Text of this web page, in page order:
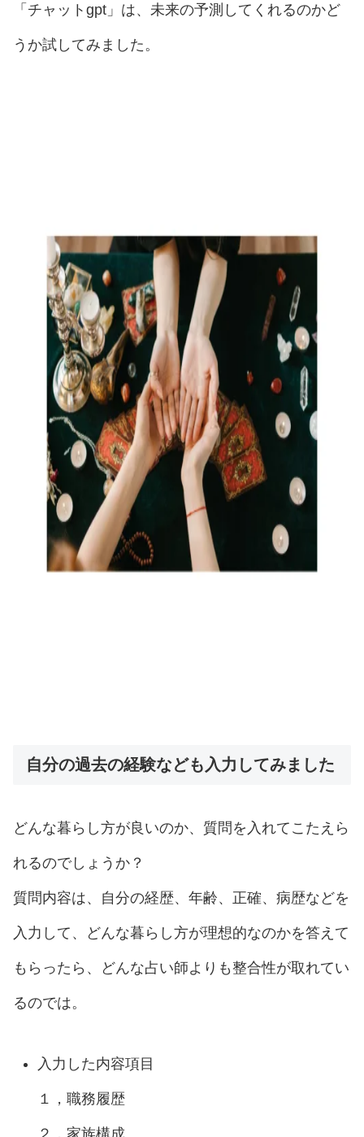
「チャットgpt」は、未来の予測してくれるのかど
うか試してみました。
自分の過去の経験なども入力してみました
どんな暮らし方が良いのか、質問を入れてこたえら
れるのでしょうか？
質問内容は、自分の経歴、年齢、正確、病歴などを
入力して、どんな暮らし方が理想的なのかを答えて
もらったら、どんな占い師よりも整合性が取れてい
るのでは。
入力した内容項目
１，職務履歴